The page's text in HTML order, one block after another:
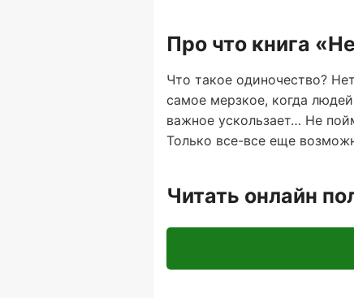
Про что книга
Что такое одиночество?
самое мерзкое, когда
важное ускользает… Не
Только все-все еще
Читать онлайн